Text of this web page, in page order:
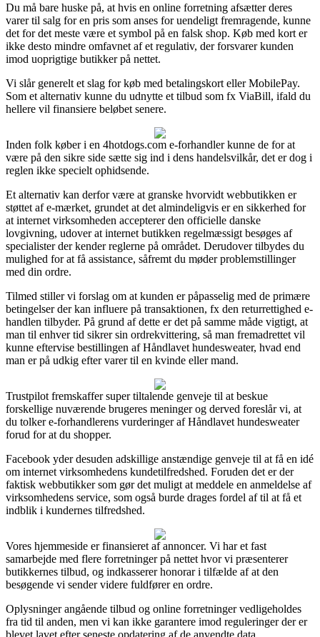
Du må bare huske på, at hvis en online forretning afsætter deres
varer til salg for en pris som anses for uendeligt fremragende, kunne
det for det meste være et symbol på en falsk shop. Køb med kort er
ikke desto mindre omfavnet af et regulativ, der forsvarer kunden
imod uoprigtige butikker på nettet.
Vi slår generelt et slag for køb med betalingskort eller MobilePay.
Som et alternativ kunne du udnytte et tilbud som fx ViaBill, ifald du
hellere vil finansiere beløbet senere.
Inden folk køber i en 4hotdogs.com e-forhandler kunne de for at
være på den sikre side sætte sig ind i dens handelsvilkår, det er dog i
reglen ikke specielt ophidsende.
Et alternativ kan derfor være at granske hvorvidt webbutikken er
støttet af e-mærket, grundet at det almindeligvis er en sikkerhed for
at internet virksomheden accepterer den officielle danske
lovgivning, udover at internet butikken regelmæssigt besøges af
specialister der kender reglerne på området. Derudover tilbydes du
mulighed for at få assistance, såfremt du møder problemstillinger
med din ordre.
Tilmed stiller vi forslag om at kunden er påpasselig med de primære
betingelser der kan influere på transaktionen, fx den returrettighed e-
handlen tilbyder. På grund af dette er det på samme måde vigtigt, at
man til enhver tid sikrer sin ordrekvittering, så man fremadrettet vil
kunne eftervise bestillingen af Håndlavet hundesweater, hvad end
man er på udkig efter varer til en kvinde eller mand.
Trustpilot fremskaffer super tiltalende genveje til at beskue
forskellige nuværende brugeres meninger og derved foreslår vi, at
du tolker e-forhandlerens vurderinger af Håndlavet hundesweater
forud for at du shopper.
Facebook yder desuden adskillige anstændige genveje til at få en idé
om internet virksomhedens kundetilfredshed. Foruden det er der
faktisk webbutikker som gør det muligt at meddele en anmeldelse af
virksomhedens service, som også burde drages fordel af til at få et
indblik i kundernes tilfredshed.
Vores hjemmeside er finansieret af annoncer. Vi har et fast
samarbejde med flere forretninger på nettet hvor vi præsenterer
butikkernes tilbud, og indkasserer honorar i tilfælde af at den
besøgende vi sender videre fuldfører en ordre.
Oplysninger angående tilbud og online forretninger vedligeholdes
fra tid til anden, men vi kan ikke garantere imod reguleringer der er
blevet lavet efter seneste opdatering af de anvendte data.